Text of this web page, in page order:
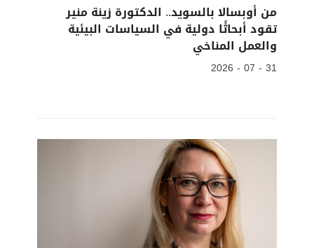
من أوبسالا بالسويد.. الدكتورة زينة منير
تقود أبحاثًا دولية في السياسات البيئية
والعمل المناخي
31 - 07 - 2026